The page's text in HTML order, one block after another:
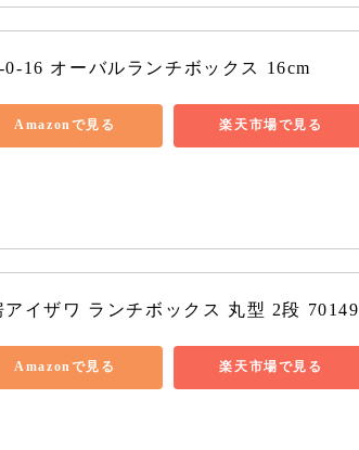
0-16 オーバルランチボックス 16cm
Amazonで見る 楽天市場で見る
アイザワ ランチボックス 丸型 2段 70149
Amazonで見る 楽天市場で見る